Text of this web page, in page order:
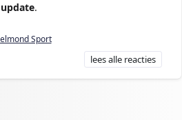
update.
Sport
leesalle reacties